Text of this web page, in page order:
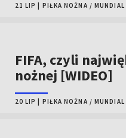
21 LIP PIŁKA NOŻNA /
FIFA, czyli
nożnej [WIDEO]
20 LIP PIŁKA NOŻNA /